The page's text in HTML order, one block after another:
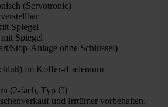
(Ser­vo­tro­nic)
Spie­gel
Spie­gel
S­top-Anla­ge ohne Schlüs­sel)
im Kof­fer-/La­de­raum
(2‑fach, Typ C)
und Irr­tü­mer vor­be­hal­ten.